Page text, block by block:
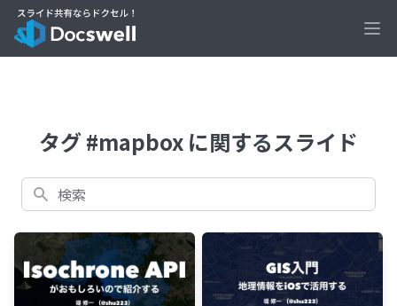
タグ #mapbox に関するスライド
検索